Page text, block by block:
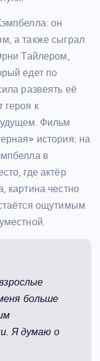
он
а также сыграл
Тайлером,
едет по
развеять её
героя к
Фильм
история; на
в
где актёр
картина честно
ощутимым
больше
Я думаю о